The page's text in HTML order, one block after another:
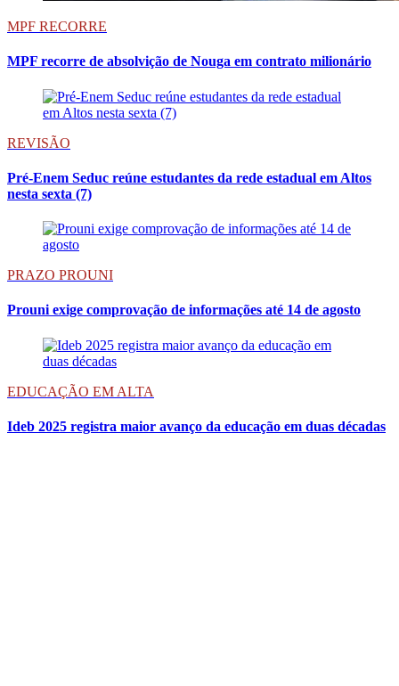
MPF RECORRE
MPF recorre de absolvição de Nouga em contrato milionário
REVISÃO
Pré-Enem Seduc reúne estudantes da rede estadual em Altos
nesta sexta (7)
PRAZO PROUNI
Prouni exige comprovação de informações até 14 de agosto
EDUCAÇÃO EM ALTA
Ideb 2025 registra maior avanço da educação em duas décadas